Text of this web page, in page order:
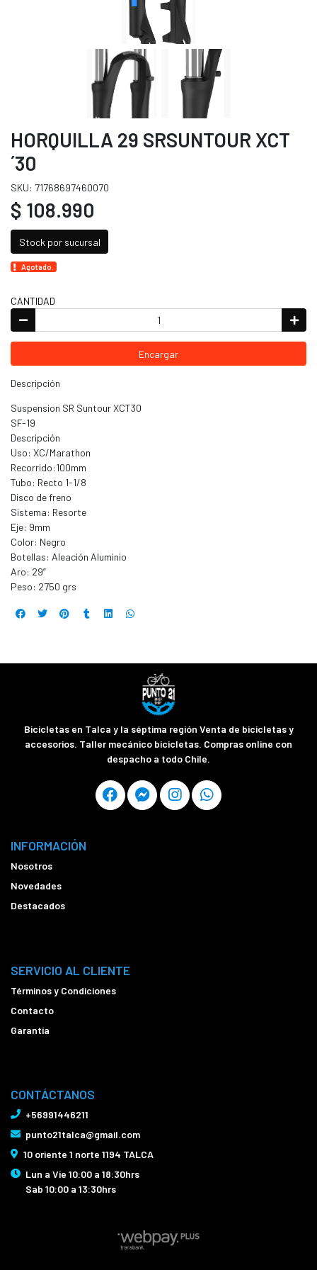
HORQUILLA 29 SRSUNTOUR XCT
´30
SKU: 71768697460070
$ 108.990
Stock por sucursal
Agotado.
CANTIDAD
Encargar
Descripción
Suspension SR Suntour XCT30
SF-19
Descripción
Uso: XC/Marathon
Recorrido:100mm
Tubo: Recto 1-1/8
Disco de freno
Sistema: Resorte
Eje: 9mm
Color: Negro
Botellas: Aleación Aluminio
Aro: 29”
Peso: 2750 grs
Bicicletas en Talca y la séptima región Venta de bicicletas y
accesorios. Taller mecánico bicicletas. Compras online con
despacho a todo Chile.
INFORMACIÓN
Nosotros
Novedades
Destacados
SERVICIO AL CLIENTE
Términos y Condiciones
Contacto
Garantía
CONTÁCTANOS
+56991446211
punto21talca@gmail.com
10 oriente 1 norte 1194 TALCA
Lun a Vie 10:00 a 18:30hrs
Sab 10:00 a 13:30hrs